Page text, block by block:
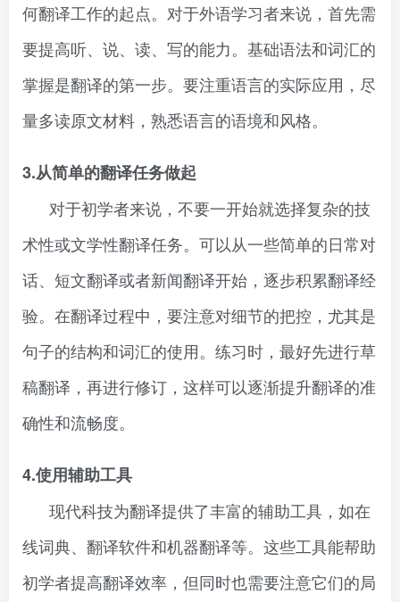
何翻译工作的起点。对于外语学习者来说，首先需
要提高听、说、读、写的能力。基础语法和词汇的
掌握是翻译的第一步。要注重语言的实际应用，尽
量多读原文材料，熟悉语言的语境和风格。
3.从简单的翻译任务做起
对于初学者来说，不要一开始就选择复杂的技
术性或文学性翻译任务。可以从一些简单的日常对
话、短文翻译或者新闻翻译开始，逐步积累翻译经
验。在翻译过程中，要注意对细节的把控，尤其是
句子的结构和词汇的使用。练习时，最好先进行草
稿翻译，再进行修订，这样可以逐渐提升翻译的准
确性和流畅度。
4.使用辅助工具
现代科技为翻译提供了丰富的辅助工具，如在
线词典、翻译软件和机器翻译等。这些工具能帮助
初学者提高翻译效率，但同时也需要注意它们的局